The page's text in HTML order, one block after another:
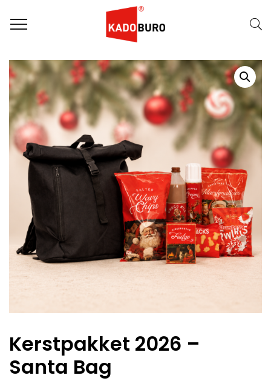
Home
Kerstpakketten
Kerstpakket 2026 – Santa Bag
Kerstpakket 2026 –
Santa Bag